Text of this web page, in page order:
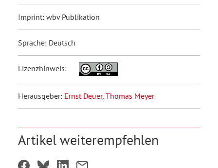
Imprint: wbv Publikation
Sprache: Deutsch
Lizenzhinweis:
Herausgeber: Ernst Deuer, Thomas Meyer
Artikel weiterempfehlen